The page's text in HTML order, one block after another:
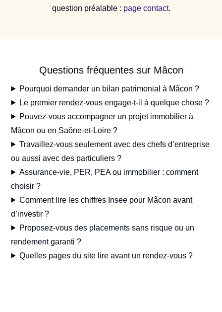
question préalable : page contact.
Questions fréquentes sur Mâcon
Pourquoi demander un bilan patrimonial à Mâcon ?
Le premier rendez-vous engage-t-il à quelque chose ?
Pouvez-vous accompagner un projet immobilier à
Mâcon ou en Saône-et-Loire ?
Travaillez-vous seulement avec des chefs d’entreprise
ou aussi avec des particuliers ?
Assurance-vie, PER, PEA ou immobilier : comment
choisir ?
Comment lire les chiffres Insee pour Mâcon avant
d’investir ?
Proposez-vous des placements sans risque ou un
rendement garanti ?
Quelles pages du site lire avant un rendez-vous ?